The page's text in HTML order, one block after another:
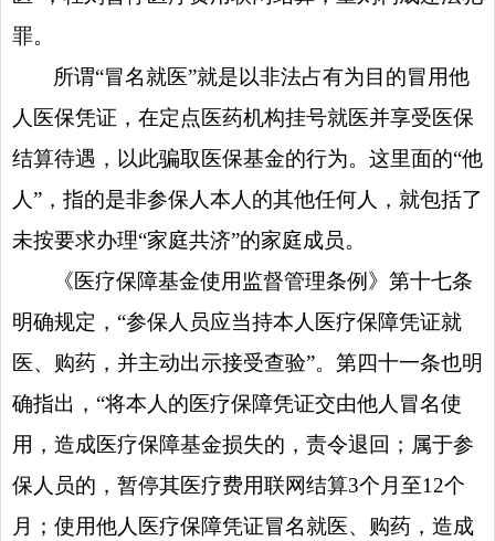
罪。
所谓“冒名就医”就是以非法占有为目的冒用他
人医保凭证，在定点医药机构挂号就医并享受医保
结算待遇，以此骗取医保基金的行为。这里面的“他
人”，指的是非参保人本人的其他任何人，就包括了
未按要求办理“家庭共济”的家庭成员。
《医疗保障基金使用监督管理条例》第十七条
明确规定，“参保人员应当持本人医疗保障凭证就
医、购药，并主动出示接受查验”。第四十一条也明
确指出，“将本人的医疗保障凭证交由他人冒名使
用，造成医疗保障基金损失的，责令退回；属于参
保人员的，暂停其医疗费用联网结算3个月至12个
月；使用他人医疗保障凭证冒名就医、购药，造成